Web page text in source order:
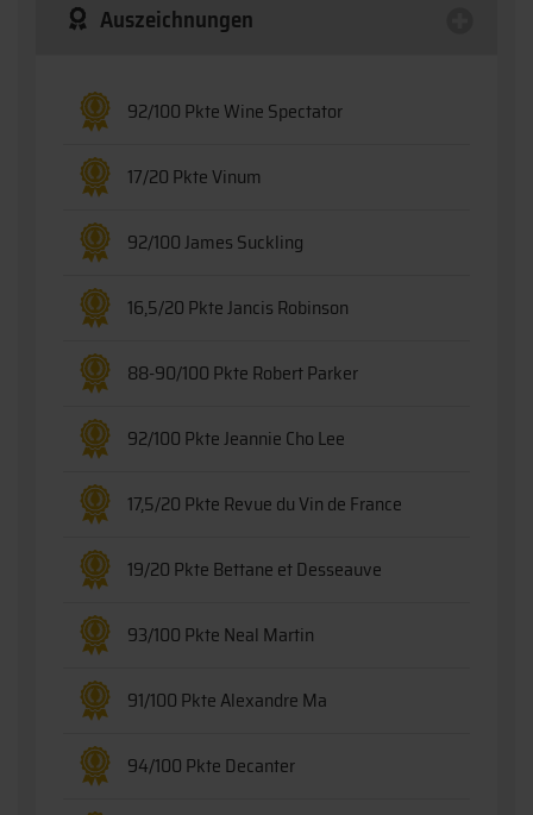
Auszeichnungen
92/100 Pkte Wine Spectator
17/20 Pkte Vinum
92/100 James Suckling
16,5/20 Pkte Jancis Robinson
88-90/100 Pkte Robert Parker
92/100 Pkte Jeannie Cho Lee
17,5/20 Pkte Revue du Vin de France
19/20 Pkte Bettane et Desseauve
93/100 Pkte Neal Martin
91/100 Pkte Alexandre Ma
94/100 Pkte Decanter